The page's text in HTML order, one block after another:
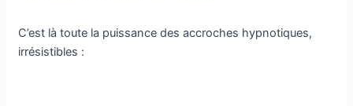
C’est là toute la puissance des accroches hypnotiques,
irrésistibles :